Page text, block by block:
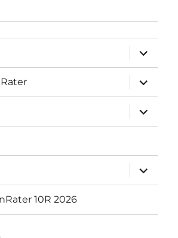
ouvrir
le
sous-
menu
ouvrir
le
sous-
menu
ouvrir
le
sous-
ouvrir
le
sous-
10R 2026